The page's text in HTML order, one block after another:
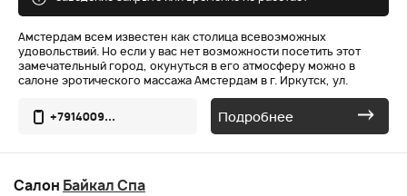
Амстердам всем известен как столица всевозможных
удовольствий. Но если у вас нет возможности посетить этот
замечательный город, окунуться в его атмосферу можно в
салоне эротического массажа Амстердам в г. Иркутск, ул.
+7914009... Подробнее
Салон Байкал Спа